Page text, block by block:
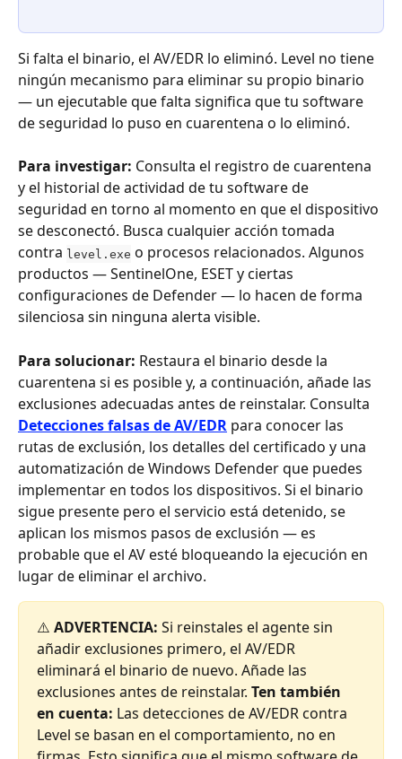
Si falta el binario, el AV/EDR lo eliminó. Level no tiene
ningún mecanismo para eliminar su propio binario
— un ejecutable que falta significa que tu software
de seguridad lo puso en cuarentena o lo eliminó.
Para investigar: Consulta el registro de cuarentena
y el historial de actividad de tu software de
seguridad en torno al momento en que el dispositivo
se desconectó. Busca cualquier acción tomada
contra level.exe o procesos relacionados. Algunos
productos — SentinelOne, ESET y ciertas
configuraciones de Defender — lo hacen de forma
silenciosa sin ninguna alerta visible.
Para solucionar: Restaura el binario desde la
cuarentena si es posible y, a continuación, añade las
exclusiones adecuadas antes de reinstalar. Consulta
Detecciones falsas de AV/EDR para conocer las
rutas de exclusión, los detalles del certificado y una
automatización de Windows Defender que puedes
implementar en todos los dispositivos. Si el binario
sigue presente pero el servicio está detenido, se
aplican los mismos pasos de exclusión — es
probable que el AV esté bloqueando la ejecución en
lugar de eliminar el archivo.
⚠️ ADVERTENCIA: Si reinstales el agente sin
añadir exclusiones primero, el AV/EDR
eliminará el binario de nuevo. Añade las
exclusiones antes de reinstalar. Ten también
en cuenta: Las detecciones de AV/EDR contra
Level se basan en el comportamiento, no en